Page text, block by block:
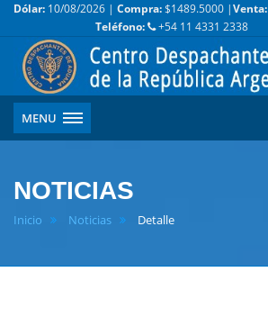
Dólar: 10/08/2026 | Compra:$1489.5000 |Venta:
Teléfono:
+54 11 4331 2338
MENU
NOTICIAS
Inicio Noticias Detalle